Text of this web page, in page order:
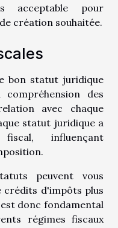
acceptable pour
création souhaitée.
bon statut juridique
des
avec chaque
statut juridique a
influençant
peuvent vous
d'impôts plus
donc fondamental
régimes fiscaux